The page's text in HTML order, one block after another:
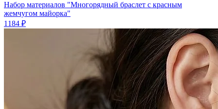
Набор материалов "Многорядный браслет с красным
жемчугом майорка"
1184 ₽